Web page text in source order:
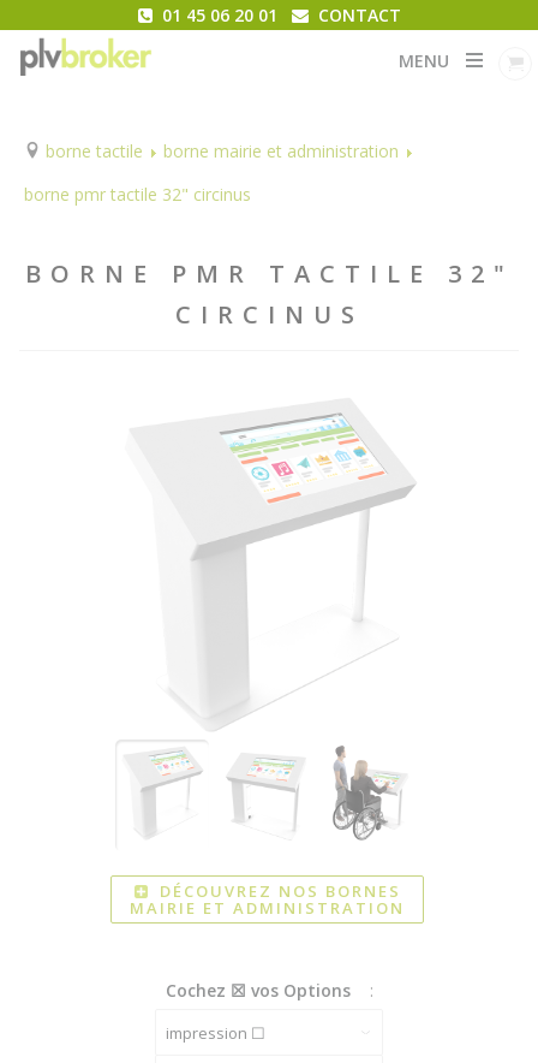
MENU
borne tactile
borne mairie et administration
borne pmr tactile 32" circinus
01 45 06 20 01 CONTACT
BORNE PMR TACTILE 32"
CIRCINUS
DÉCOUVREZ NOS BORNES
MAIRIE ET ADMINISTRATION
Cochez ☒ vos Options :